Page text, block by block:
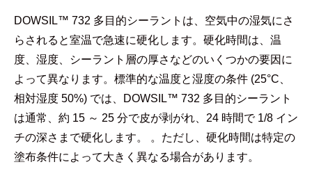
DOWSIL™ 732 多目的シーラントは、空気中の湿気にさ
らされると室温で急速に硬化します。硬化時間は、温
度、湿度、シーラント層の厚さなどのいくつかの要因に
よって異なります。標準的な温度と湿度の条件 (25°C、
相対湿度 50%) では、DOWSIL™ 732 多目的シーラント
は通常、約 15 ～ 25 分で皮が剥がれ、24 時間で 1/8 イン
チの深さまで硬化します。 。ただし、硬化時間は特定の
塗布条件によって大きく異なる場合があります。